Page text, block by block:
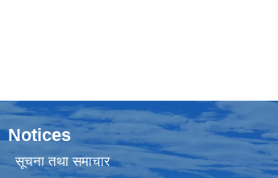
Notices
सूचना तथा समाचार